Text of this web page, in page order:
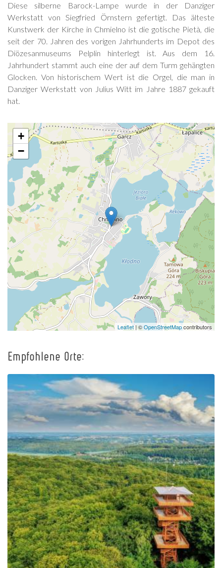
Diese silberne Barock-Lampe wurde in der Danziger
Werkstatt von Siegfried Örnstern gefertigt. Das älteste
Kunstwerk der Kirche in Chmielno ist die gotische Pietà, die
seit der 70. Jahren des vorigen Jahrhunderts im Depot des
Diözesanmuseums Pelplin hinterlegt ist. Aus dem 16.
Jahrhundert stammt auch eine der auf dem Turm gehängten
Glocken. Von historischem Wert ist die Orgel, die man in
Danziger Werkstatt von Julius Witt im Jahre 1887 gekauft
hat.
+
−
Leaflet| ©OpenStreetMapcontributors
Empfohlene Orte:
Johannes-Paul-II.-
Aussichtsturm in
Wieżyca